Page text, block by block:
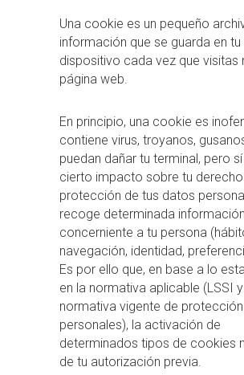
Una cookie es un pequeño
información que se guarda en tu
dispositivo cada vez que visitas
página web.
En principio, una cookie es
contiene virus, troyanos,
puedan dañar tu terminal, pero
cierto impacto sobre tu
protección de tus datos
recoge determinada información
concerniente a tu persona
navegación, identidad,
Es por ello que, en base a lo
en la normativa aplicable (LSSI y
normativa vigente de
personales), la activación de
determinados tipos de cookies
de tu autorización previa.